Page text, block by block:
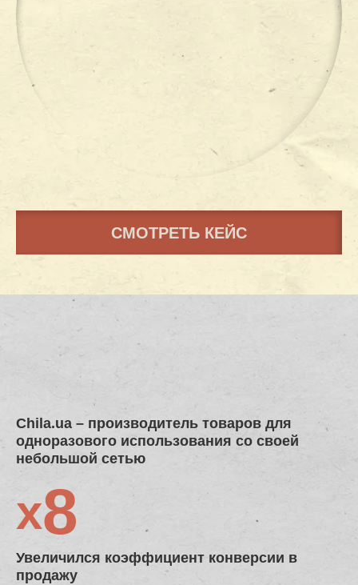
СМОТРЕТЬ КЕЙС
Chila.ua – производитель товаров для
одноразового использования со своей
небольшой сетью
x8
Увеличился коэффициент конверсии в
продажу